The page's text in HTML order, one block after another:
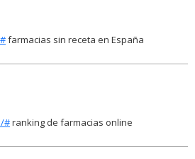
farmacias sin receta en España
#ranking de farmacias online